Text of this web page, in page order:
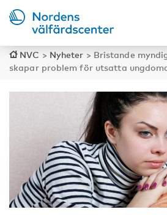
NVC > Nyheter > Bristande
skapar problem för utsatta